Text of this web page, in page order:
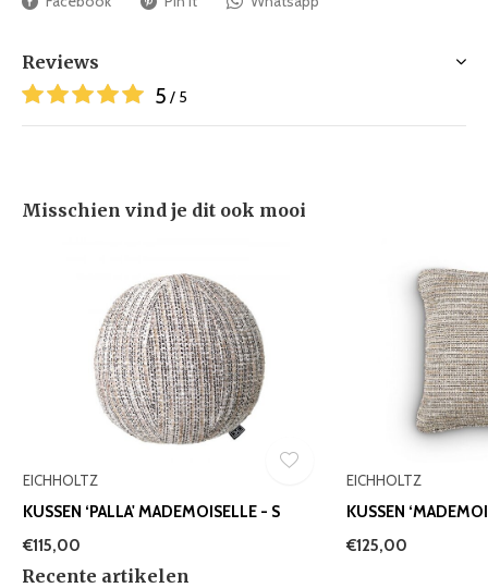
Reviews
5 / 5
Misschien vind je dit ook mooi
EICHHOLTZ
KUSSEN ‘PALLA' MADEMOISELLE - S
€115,00
EICHHOLTZ
KUSSEN
€125,00
Recente artikelen